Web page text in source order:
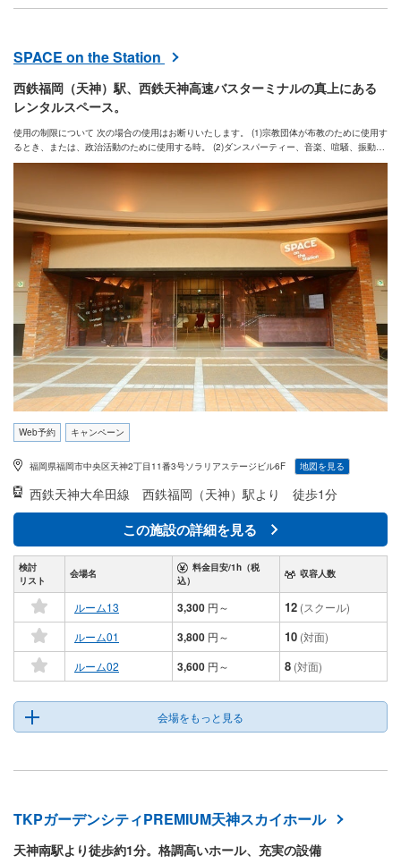
SPACE on the Station
西鉄福岡（天神）駅、西鉄天神高速バスターミナルの真上にある
レンタルスペース。
使用の制限について 次の場合の使用はお断りいたします。 (1)宗教団体が布教のために使用す
るとき、または、政治活動のために使用する時。 (2)ダンスパーティー、音楽、喧騒、振動等
により他に迷惑を及ぼす恐れのあるホール使用。 (3)その他当社が不適切と認めるホール使
用。 (4)福岡県暴力団排除条例に基づく反社会勢力と認められる者の使用。
Web予約 キャンペーン
福岡県福岡市中央区天神2丁目11番3号ソラリアステージビル6F 地図を見る
西鉄天神大牟田線 西鉄福岡（天神）駅より 徒歩1分
この施設の詳細を見る
検討
リスト
会場名
料金目安/1h（税
込）
収容人数
ルーム13 3,300 円～ 12 (スクール)
ルーム01
3,800 円～ 10 (対面)
ルーム02
3,600 円～ 8 (対面)
会場をもっと見る
TKPガーデンシティPREMIUM天神スカイホール
天神南駅より徒歩約1分。格調高いホール、充実の設備